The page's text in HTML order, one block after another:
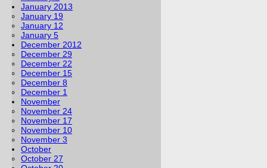
January 2013
January 19
January 12
January 5
December 2012
December 29
December 22
December 15
December 8
December 1
November
November 24
November 17
November 10
November 3
October
October 27